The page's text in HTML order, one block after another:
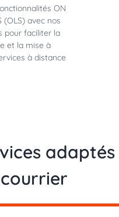
ON
(OLS) avec nos
pour faciliter la
et la mise à
à distance